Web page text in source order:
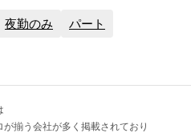
夜勤のみ パート
揃う会社が多く掲載されており